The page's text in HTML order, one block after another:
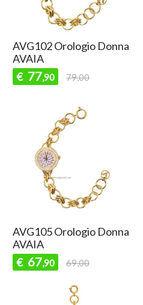
AVG102 Orologio Donna
AVAIA
€ 77,90 79,00
AVG105 Orologio Donna
AVAIA
€ 67,90 69,00